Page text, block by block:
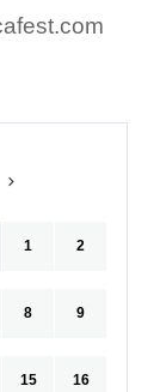
1 2
8 9
15 16